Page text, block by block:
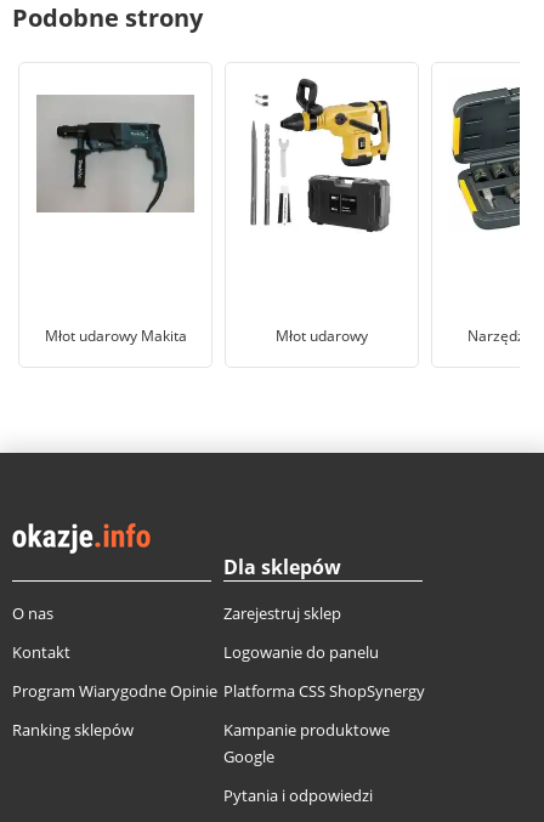
Podobne strony
Młot udarowy Makita Młot udarowy Narzędzia
O nas
Kontakt
Program Wiarygodne Opinie
Ranking sklepów
Dla sklepów
Zarejestruj sklep
Logowanie do panelu
Platforma CSS ShopSynergy
Kampanie produktowe
Google
Pytania i odpowiedzi